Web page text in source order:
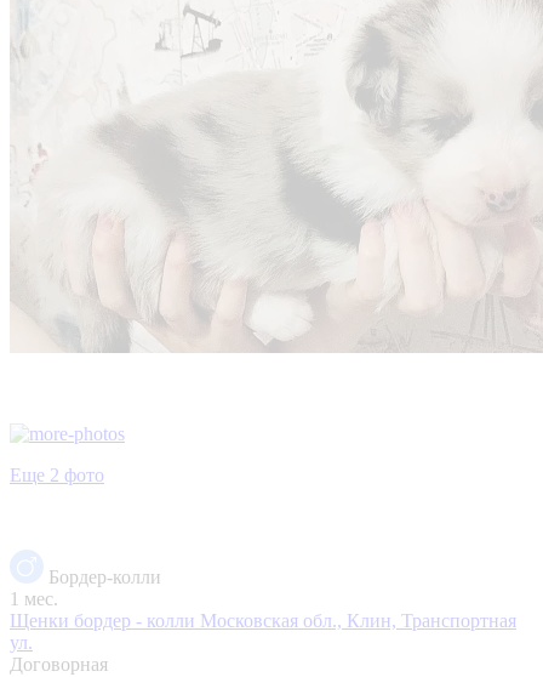
Еще 2 фото
Бордер-колли
1 мес.
Щенки бордер - колли Московская обл., Клин, Транспортная
ул.
Договорная